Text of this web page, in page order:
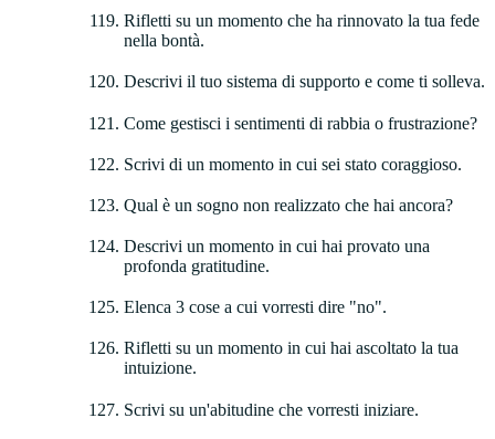
Rifletti su un momento che ha rinnovato la tua fede
nella bontà.
Descrivi il tuo sistema di supporto e come ti solleva.
Come gestisci i sentimenti di rabbia o frustrazione?
Scrivi di un momento in cui sei stato coraggioso.
Qual è un sogno non realizzato che hai ancora?
Descrivi un momento in cui hai provato una
profonda gratitudine.
Elenca 3 cose a cui vorresti dire "no".
Rifletti su un momento in cui hai ascoltato la tua
intuizione.
Scrivi su un'abitudine che vorresti iniziare.